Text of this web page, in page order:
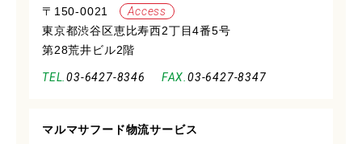
〒150-0021
Access
東京都渋谷区恵比寿西2丁目4番5号
第28荒井ビル2階
03-6427-8346 03-6427-8347
マルマサフード物流サービス